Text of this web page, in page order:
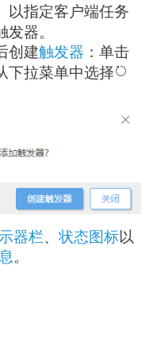
以指定客户端任务
器。
创建触发器 ：单击
下拉菜单中选择
器栏、状态图标以
。